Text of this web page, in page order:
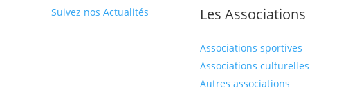
Suivez nos Actualités Les Associations
Associations sportives
Associations culturelles
Autres associations